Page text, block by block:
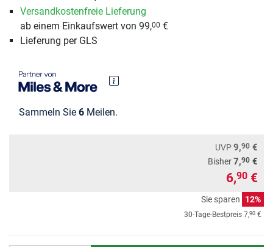
Versandkostenfreie Lieferung
ab einem Einkaufswert von 99,00 €
Lieferung per GLS
Sammeln Sie 6 Meilen.
UVP9,90 €
Bisher7,90 €
6,90 €
Sie sparen 12%
30-Tage-Bestpreis 7,90 €